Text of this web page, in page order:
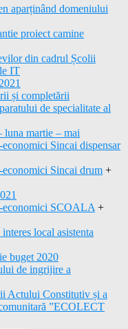
aparținând domeniului
proiect camine
din cadrul Școlii
IT
și completării
de specialitate al
luna martie – mai
Sincai dispensar
Sincai drum +
economici SCOALA +
local asistenta
buget 2020
de ingrijire a
Actului Constitutiv și a
”ECOLECT